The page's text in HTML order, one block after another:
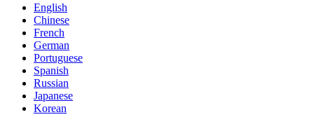
English
Chinese
French
German
Portuguese
Spanish
Russian
Japanese
Korean